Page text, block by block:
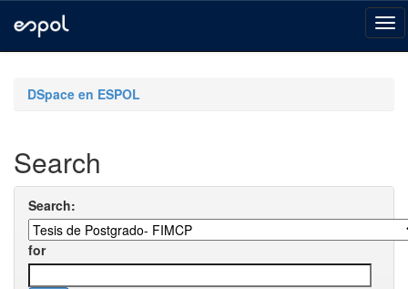
navigationDSpace en ESPOL
Search
Search:
for